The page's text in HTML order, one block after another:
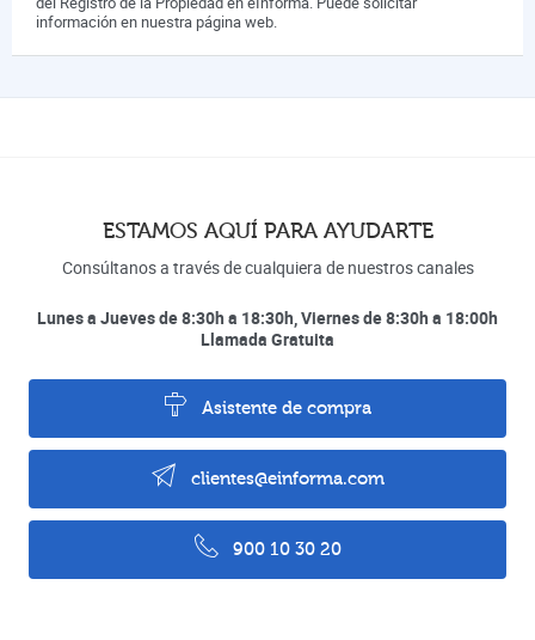
información en nuestra página web.
ESTAMOS AQUÍ PARA AYUDARTE
Consúltanos a través de cualquiera de nuestros canales
Lunes a Jueves de 8:30h a 18:30h, Viernes de 8:30h a 18:00h
Llamada Gratuita
Asistente de compra
clientes@einforma.com
900 10 30 20